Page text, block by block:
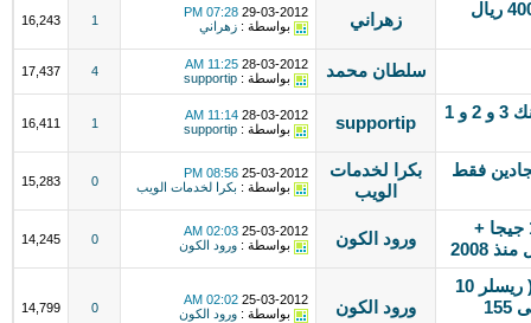
منتدى زواره 4000 زائر يوميا للبيع بـ 400 ريال
زهراني 29-03-2012
07:28 PM
بواسطة : زهراني 1
16,243
سلطان محمد 28-03-2012
11:25 AM
بواسطة : supportip
4
17,437
منتدي عربي + منتدي اجنبي = بيج رانك 3 و 2 و 1
supportip
28-03-2012
11:14 AM
بواسطة : supportip
1
16,411
فقط
بكرا لخدمات
الويب
25-03-2012
08:56 PM
بواسطة : بكرا لخدمات الويب 0
15,283
امتلك منتدى بسهولة █ (( استضافة 1 جيجا +
ورود الكون 25-03-2012
02:03 AM
بواسطة : ورود الكون 0
14,245
افتح شركة استضافة واكسب المال (( ريسلر 10
جيجا = ب 300 ريال سنوي )) انضم الى 155
ورود الكون 25-03-2012
02:02 AM
بواسطة : ورود الكون 0
14,799